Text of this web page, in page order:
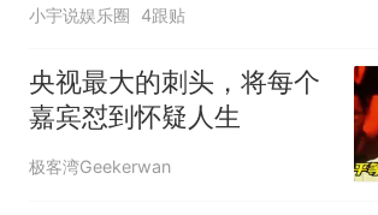
小宇说娱乐圈 4跟贴
央视最大的刺头，将每个
嘉宾怼到怀疑人生
极客湾Geekerwan